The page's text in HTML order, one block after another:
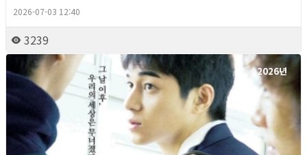
2026-07-03 12:40
3239
2026년